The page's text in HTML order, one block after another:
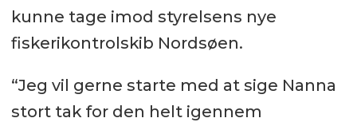
kunne tage imod styrelsens nye
fiskerikontrolskib Nordsøen.
“Jeg vil gerne starte med at sige Nanna
stort tak for den helt igennem